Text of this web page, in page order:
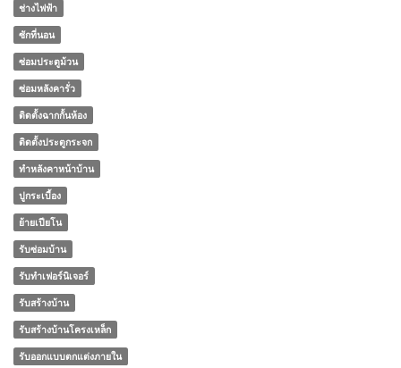
ช่างไฟฟ้า
ซักที่นอน
ซ่อมประตูม้วน
ซ่อมหลังคารั่ว
ติดตั้งฉากกั้นห้อง
ติดตั้งประตูกระจก
ทําหลังคาหน้าบ้าน
ปูกระเบื้อง
ย้ายเปียโน
รับซ่อมบ้าน
รับทำเฟอร์นิเจอร์
รับสร้างบ้าน
รับสร้างบ้านโครงเหล็ก
รับออกแบบตกแต่งภายใน